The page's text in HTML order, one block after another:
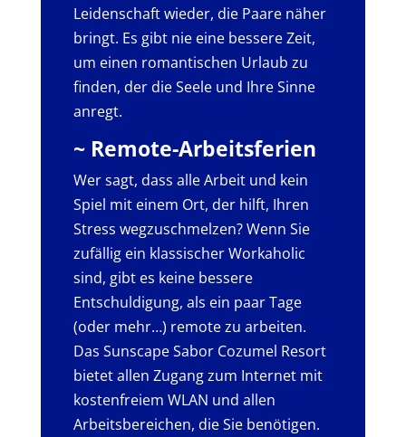
Leidenschaft wieder, die Paare näher
bringt. Es gibt nie eine bessere Zeit,
um einen romantischen Urlaub zu
finden, der die Seele und Ihre Sinne
anregt.
~ Remote-Arbeitsferien
Wer sagt, dass alle Arbeit und kein
Spiel mit einem Ort, der hilft, Ihren
Stress wegzuschmelzen? Wenn Sie
zufällig ein klassischer Workaholic
sind, gibt es keine bessere
Entschuldigung, als ein paar Tage
(oder mehr…) remote zu arbeiten.
Das Sunscape Sabor Cozumel Resort
bietet allen Zugang zum Internet mit
kostenfreiem WLAN und allen
Arbeitsbereichen, die Sie benötigen.